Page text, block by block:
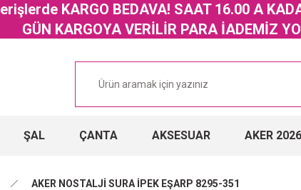
KARGO BEDAVA! SAAT 16.00 A
GÜN KARGOYA VERİLİR PARA İADEMİZ
ŞAL ÇANTA AKSESUAR AKER
AKER NOSTALJİ SURA İPEK EŞARP 8295-351